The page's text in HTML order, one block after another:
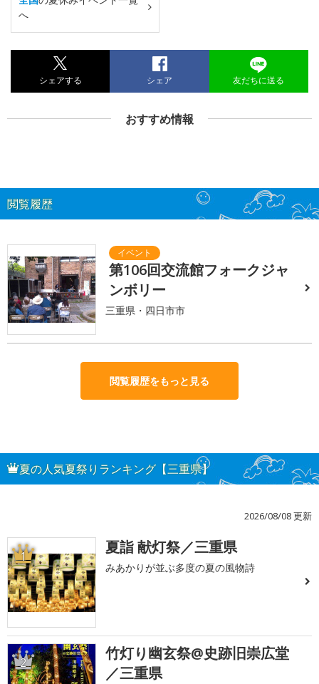
へ
シェアする シェア 友だちに送る
おすすめ情報
閲覧履歴
第106回交流館フォークジャ
ンボリー
三重県・四日市市
閲覧履歴をもっと見る
夏の人気夏祭りランキング【三重県】
2026/08/08 更新
1 夏詣 献灯祭／三重県
みあかりが並ぶ多度の夏の風物詩
2
竹灯り幽玄祭@史跡旧崇広堂
／三重県